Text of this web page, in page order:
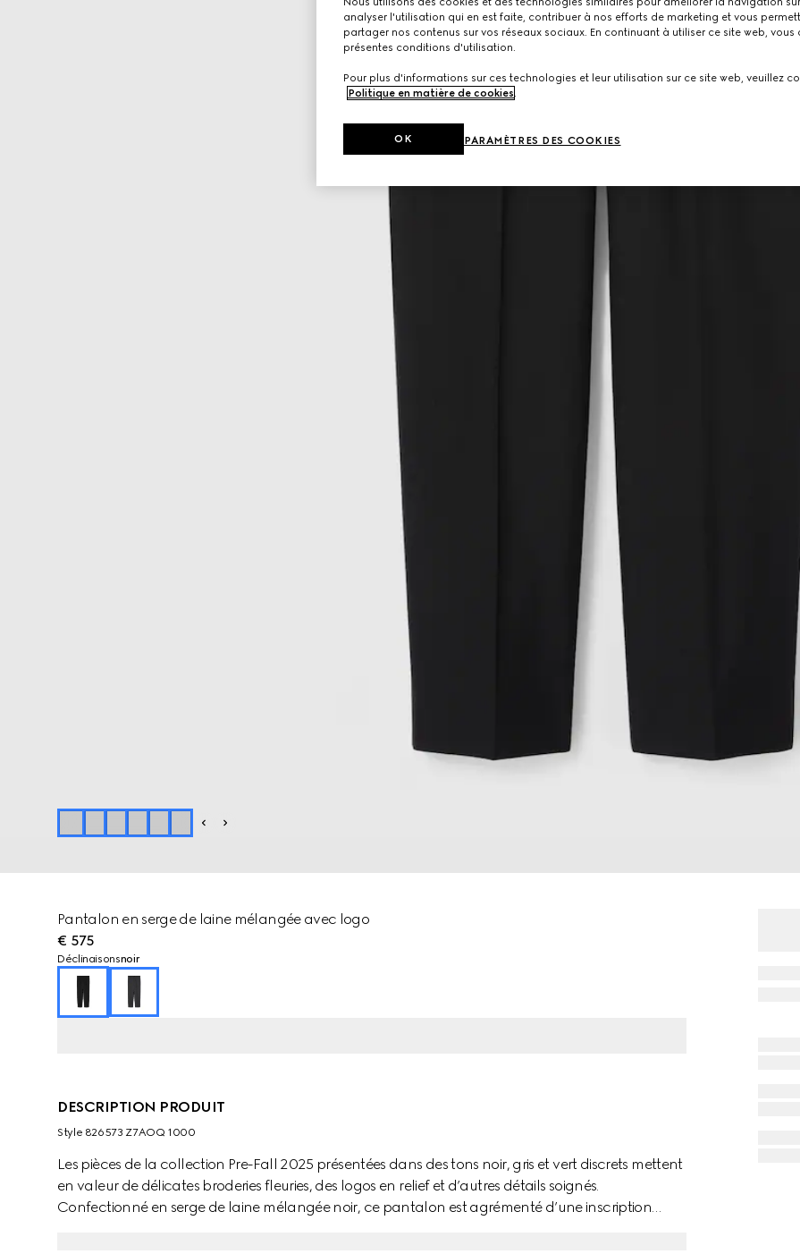
Pantalon en serge de laine mélangée avec logo
€ 575
Déclinaisonsnoir
DESCRIPTION PRODUIT
Style ‎826573 Z7AOQ 1000
Les pièces de la collection Pre-Fall 2025 présentées dans des tons noir, gris et vert discrets mettent
en valeur de délicates broderies fleuries, des logos en relief et d’autres détails soignés.
Confectionné en serge de laine mélangée noir, ce pantalon est agrémenté d’une inscription
analyser l'utilisation qui en est faite, contribuer à nos efforts de marketing et vous
partager nos contenus sur vos réseaux sociaux. En continuant à utiliser ce site web, vous
présentes conditions d'utilisation.
Pour plus d'informations sur ces technologies et leur utilisation sur ce site web, veuillez
Politique en matière de cookies
PARAMÈTRES DES COOKIES
OK